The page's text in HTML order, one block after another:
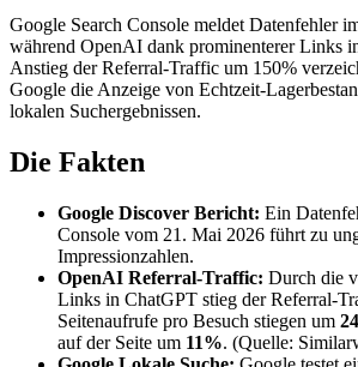
Google Search Console meldet Datenfehler
während OpenAI dank prominenterer Links
Anstieg der Referral-Traffic um 150%
Google die Anzeige von Echtzeit-
lokalen Suchergebnissen.
Die Fakten
Google Discover Bericht: Ein
Console vom 21. Mai 2026 führt zu
Impressionzahlen.
OpenAI Referral-Traffic: Durch die
Links in ChatGPT stieg der Referral-
Seitenaufrufe pro Besuch stiegen um
auf der Seite um 11%. (Quelle: